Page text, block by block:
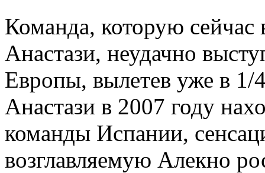
Команда, которую сейчас
Анастази, неудачно
Европы, вылетев уже в
Анастази в 2007 году
команды Испании,
возглавляемую Алекно